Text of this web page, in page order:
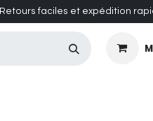
Retours faciles et expédition